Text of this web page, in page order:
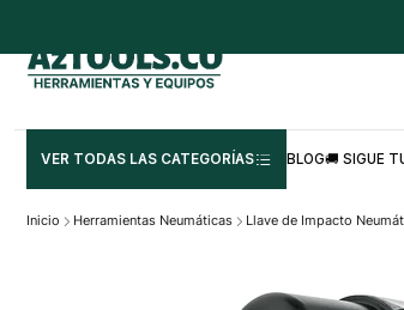
VER TODAS LAS CATEGORÍAS BLOG🚚 SIGUE
Inicio Herramientas Neumáticas Llave de Impacto